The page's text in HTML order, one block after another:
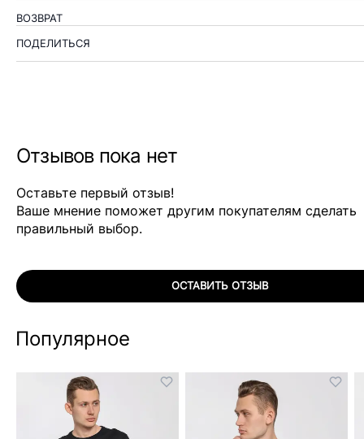
ВОЗВРАТ
ПОДЕЛИТЬСЯ
Отзывов пока нет
Оставьте первый отзыв!
Ваше мнение поможет другим покупателям сделать
правильный выбор.
ОСТАВИТЬ ОТЗЫВ
Популярное